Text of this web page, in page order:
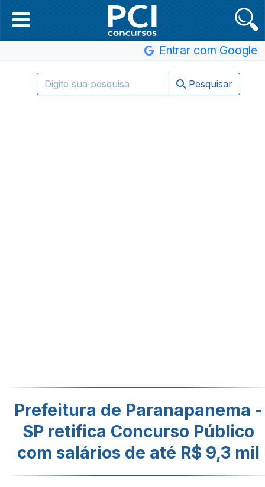
Entrar com Google
Pesquisar
Prefeitura de Paranapanema -
SP retifica Concurso Público
com salários de até R$ 9,3 mil